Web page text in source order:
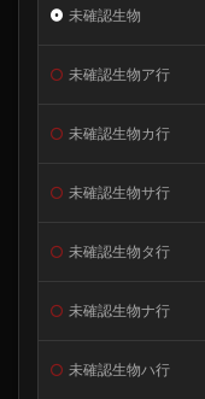
未確認生物
未確認生物ア行
未確認生物カ行
未確認生物サ行
未確認生物タ行
未確認生物ナ行
未確認生物ハ行